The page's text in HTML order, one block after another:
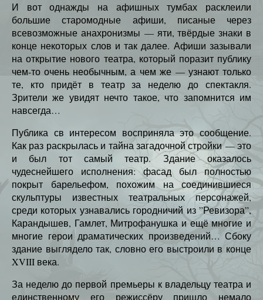
И вот однажды на афишных тумбах расклеили
большие старомодные афиши, писаные через
всевозможные анахронизмы — яти, твёрдые знаки в
конце некоторых слов и так далее. Афиши зазывали
на открытие нового театра, который поразит публику
чем-то очень необычным, а чем же — узнают только
те, кто придёт в театр за неделю до спектакля.
Зрители же увидят нечто такое, что запомнится им
навсегда…
Публика св интересом восприняла это сообщение.
Как раз раскрылась и тайна загадочной стройки — это
и был тот самый театр. Здание оказалось
чудеснейшего исполнения: фасад был полностью
покрыт барельефом, похожим на соединившиеся
скульптуры известных театральных персонажей,
среди которых узнавались городничий из ”Ревизора”,
Карандышев, Гамлет, Митрофанушка и ещё многие и
многие герои драматических произведений… Сбоку
здание выглядело так, словно его выстроили в конце
XVIII века.
За неделю до первой премьеры к владельцу театра и
единственному его режиссёру пришло немало